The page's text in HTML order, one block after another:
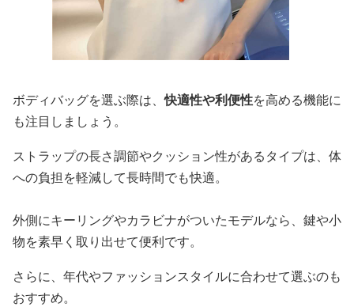
ボディバッグを選ぶ際は、快適性や利便性を高める機能に
も注目しましょう。
ストラップの長さ調節やクッション性があるタイプは、体
への負担を軽減して長時間でも快適。
外側にキーリングやカラビナがついたモデルなら、鍵や小
物を素早く取り出せて便利です。
さらに、年代やファッションスタイルに合わせて選ぶのも
おすすめ。